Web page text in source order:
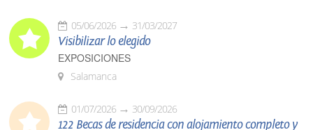
05/06/2026 31/03/2027
Visibilizar lo elegido
EXPOSICIONES
Salamanca
01/07/2026 30/09/2026
122 Becas de residencia con alojamiento completo y